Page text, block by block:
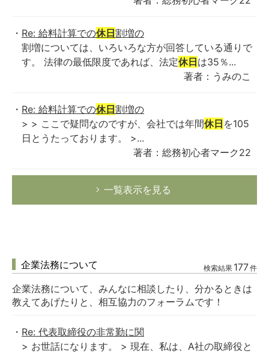
Re: 給料計算での休日割増の
割増については、いろいろな方が回答している通りで
す。 法律の最低限度であれば、法定休日は35％...
著者：うみのこ
Re: 給料計算での休日割増の
> > ここで疑問なのですが、会社では年間休日 を105
日とうたっております。 >...
著者：総務初心者マーク22
一覧表示を見る
企業法務について 検索結果 177件
企業法務について、みんなに相談したり、分かるときは
教えてあげたりと、相互協力のフォーラムです！
Re: 代表取締役の非常勤に関
> お世話になります。 > 現在、私は、A社の取締役と